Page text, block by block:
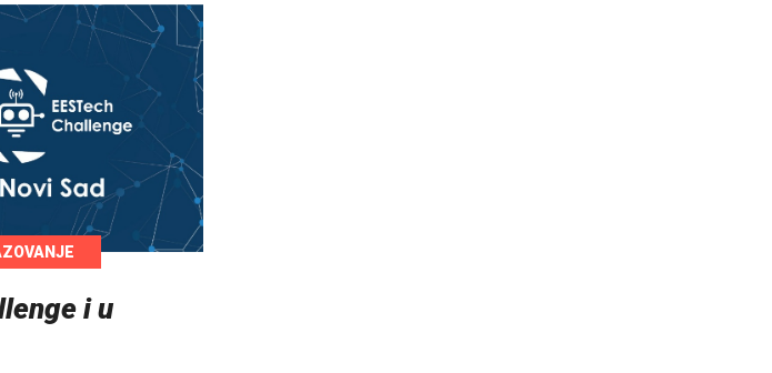
i u